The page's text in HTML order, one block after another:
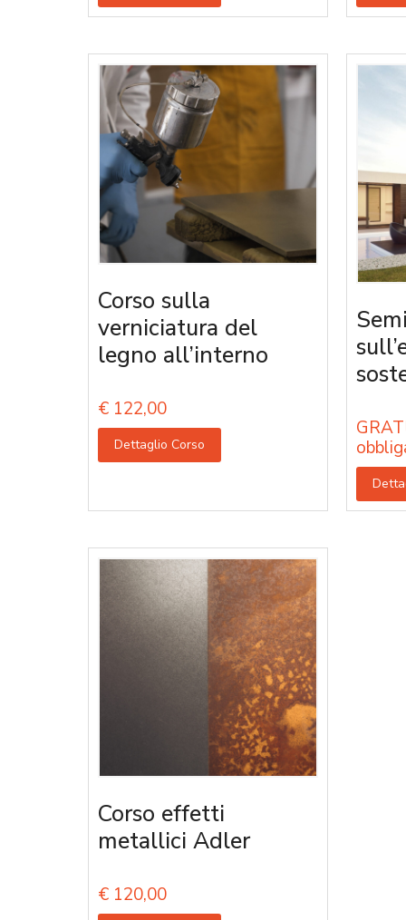
Corso sulla
verniciatura del
legno all’interno
€ 122,00
Dettaglio Corso
Corso effetti
metallici Adler
€ 120,00